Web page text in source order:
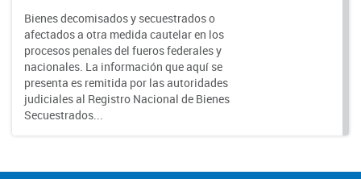
Bienes decomisados y secuestrados o
afectados a otra medida cautelar en los
procesos penales del fueros federales y
nacionales. La información que aquí se
presenta es remitida por las autoridades
judiciales al Registro Nacional de Bienes
Secuestrados...